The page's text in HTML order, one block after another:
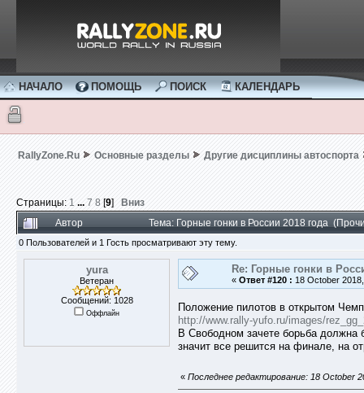
НАЧАЛО ПОМОЩЬ ПОИСК КАЛЕНДАРЬ
RallyZone.Ru Основные разделы Другие дисциплины автоспорта
Страницы: 1 ... 7 8 [9] Вниз
Автор
Тема: Горные гонки в России 2018 года
0 Пользователей и 1 Гость просматривают эту тему.
yura
Ветеран
Сообщений: 1028
Оффлайн
Re: Горные гонки в
« Ответ #120 : 18 October
Положение пилотов в открытом
http://www.rally-yufo.ru/images/
В Свободном зачете борьба должна
значит все решится на финале, на
« Последнее редактирование: 18 October